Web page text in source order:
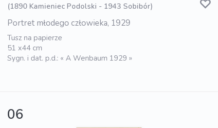
(1890 Kamieniec Podolski - 1943 Sobibór)
Portret młodego człowieka, 1929
Tusz na papierze
51 x44 cm
Sygn. i dat. p.d.: « A Wenbaum 1929 »
06